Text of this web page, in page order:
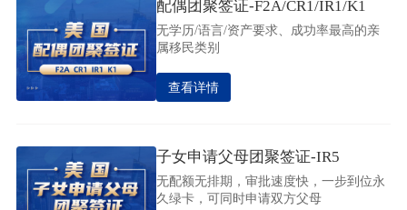
配偶团聚签证-F2A/CR1/IR1/K1
无学历/语言/资产要求、成功率最高的亲
属移民类别
查看详情
子女申请父母团聚签证-IR5
无配额无排期，审批速度快，一步到位永
久绿卡，可同时申请双方父母